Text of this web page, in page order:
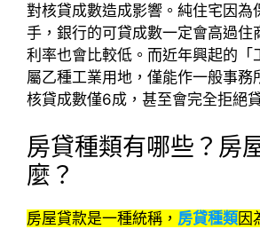
對核貸成數造成影響。純住宅因為
手，銀行的可貸成數一定會高過住
利率也會比較低。而近年興起的「
屬乙種工業用地，僅能作一般事務
核貸成數僅6成，甚至會完全拒絕
房貸種類有哪些？房
麼？
房屋貸款是一種統稱， 房貸種類因